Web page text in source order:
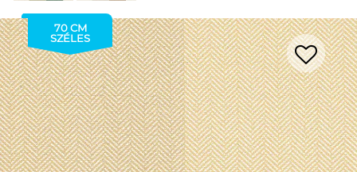
70 CM
SZÉLES